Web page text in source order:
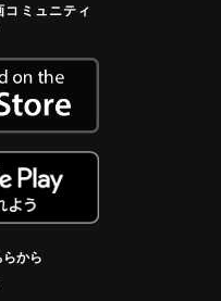
ミュニティ
から